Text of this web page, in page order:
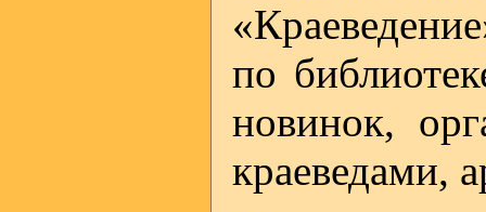
по
новинок,
краеведами,